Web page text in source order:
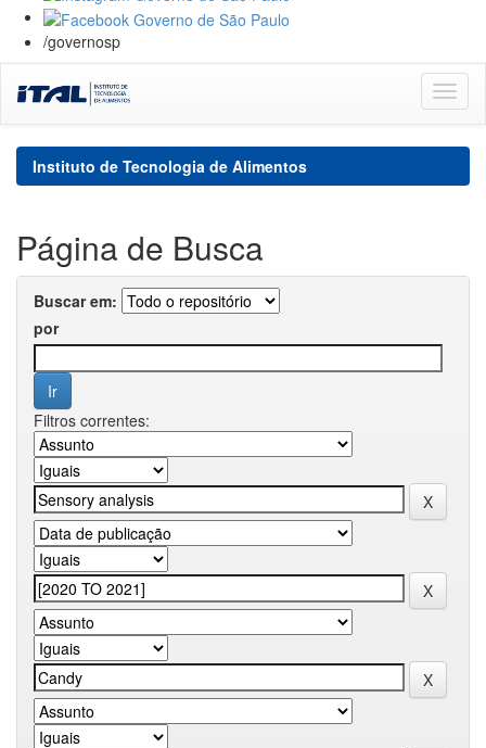
/governosp
navigation
Instituto de Tecnologia de Alimentos
Página de Busca
Buscar em:
por
Filtros correntes: